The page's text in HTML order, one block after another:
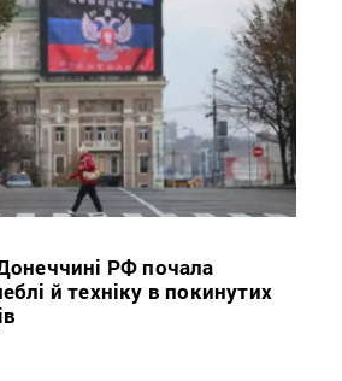
РФ почала
й техніку в покинутих